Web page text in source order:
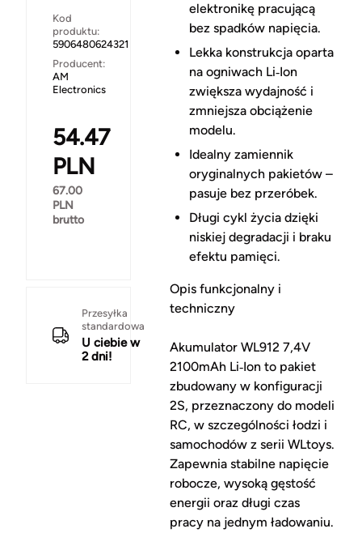
Kod
produktu:
5906480624321
Producent:
AM
Electronics
54.47
PLN
67.00
PLN
brutto
Przesyłka
standardowa
U ciebie w
2 dni!
elektronikę pracującą
bez spadków napięcia.
Lekka konstrukcja oparta
na ogniwach Li‑Ion
zwiększa wydajność i
zmniejsza obciążenie
modelu.
Idealny zamiennik
oryginalnych pakietów –
pasuje bez przeróbek.
Długi cykl życia dzięki
niskiej degradacji i braku
efektu pamięci.
Opis funkcjonalny i
techniczny
Akumulator WL912 7,4V
2100mAh Li‑Ion to pakiet
zbudowany w konfiguracji
2S, przeznaczony do modeli
RC, w szczególności łodzi i
samochodów z serii WLtoys.
Zapewnia stabilne napięcie
robocze, wysoką gęstość
energii oraz długi czas
pracy na jednym ładowaniu.